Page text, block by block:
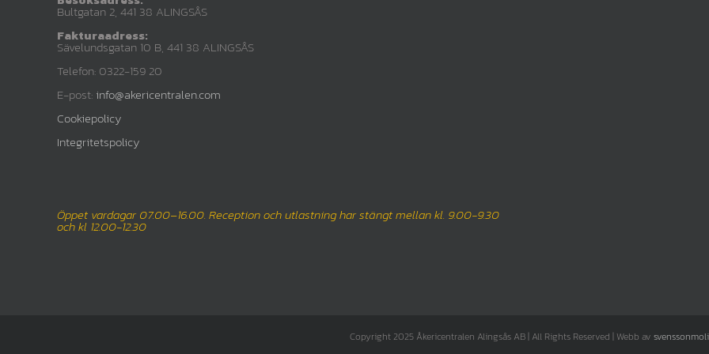
Bultgatan 2, 441 38 ALINGSÅS
Fakturaadress:
Sävelundsgatan 10 B, 441 38 ALINGSÅS
Telefon: 0322-159 20
E-post: info@akericentralen.com
Cookiepolicy
Integritetspolicy
Öppet vardagar 07.00–16.00. Reception och utlastning har stängt mellan kl. 9.00-9.30
och kl 12.00-12.30
Copyright 2025 Åkericentralen Alingsås AB | All Rights Reserved | Webb av